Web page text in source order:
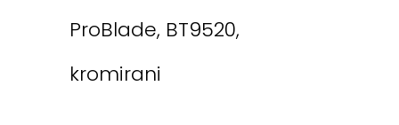
ProBlade, BT9520,
kromirani